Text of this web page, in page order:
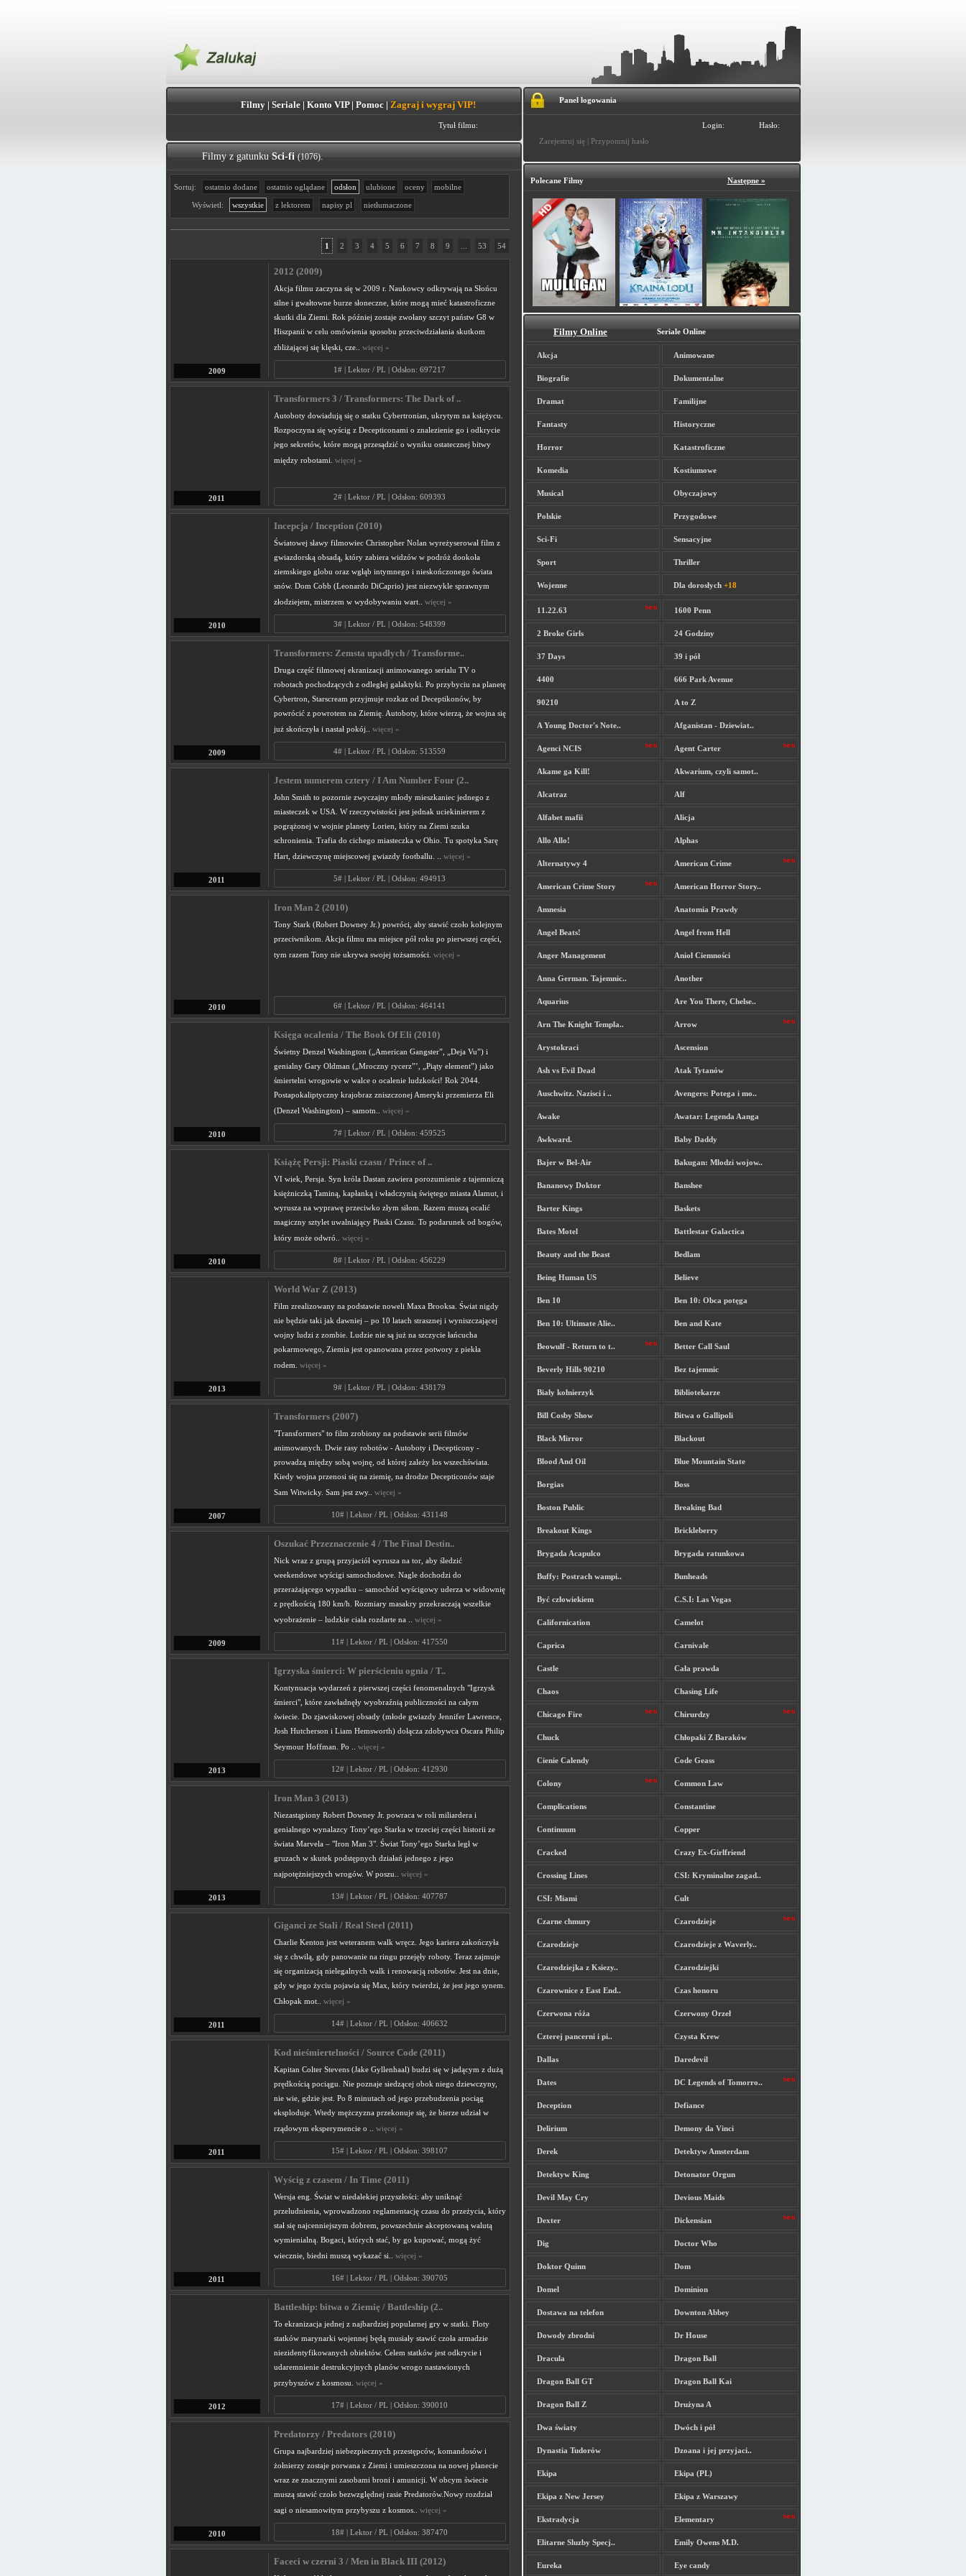
Filmy| Seriale| Konto VIP| Pomoc| Zagraj i wygraj VIP!
Tytuł filmu:
Filmy z gatunkuSci-fi (1076).
Sortuj: ostatnio dodane ostatnio oglądane odsłon ulubione oceny mobilne
Wyświetl: wszystkie z lektorem napisy pl nietłumaczone
1 2 3 4 5 6 7 8 9 53 54
2009
2012 (2009)
Akcja filmu zaczyna się w 2009 r. Naukowcy odkrywają na Słońcu
silne i gwałtowne burze słoneczne, które mogą mieć katastroficzne
skutki dla Ziemi. Rok później zostaje zwołany szczyt państw G8 w
Hiszpanii w celu omówienia sposobu przeciwdziałania skutkom
zbliżającej się klęski, cze.. więcej »
1# | Lektor / PL | Odsłon: 697217
2011
Transformers 3 / Transformers: The Dark of ..
Autoboty dowiadują się o statku Cybertronian, ukrytym na księżycu.
Rozpoczyna się wyścig z Decepticonami o znalezienie go i odkrycie
jego sekretów, które mogą przesądzić o wyniku ostatecznej bitwy
między robotami. więcej »
2# | Lektor / PL | Odsłon: 609393
2010
Incepcja / Inception (2010)
Światowej sławy filmowiec Christopher Nolan wyreżyserował film z
gwiazdorską obsadą, który zabiera widzów w podróż dookoła
ziemskiego globu oraz wgłąb intymnego i nieskończonego świata
snów. Dom Cobb (Leonardo DiCaprio) jest niezwykle sprawnym
złodziejem, mistrzem w wydobywaniu wart.. więcej »
3# | Lektor / PL | Odsłon: 548399
2009
Transformers: Zemsta upadłych / Transforme..
Druga część filmowej ekranizacji animowanego serialu TV o
robotach pochodzących z odległej galaktyki. Po przybyciu na planetę
Cybertron, Starscream przyjmuje rozkaz od Deceptikonów, by
powrócić z powrotem na Ziemię. Autoboty, które wierzą, że wojna się
już skończyła i nastał pokój.. więcej »
4# | Lektor / PL | Odsłon: 513559
2011
Jestem numerem cztery / I Am Number Four (2..
John Smith to pozornie zwyczajny młody mieszkaniec jednego z
miasteczek w USA. W rzeczywistości jest jednak uciekinierem z
pogrążonej w wojnie planety Lorien, który na Ziemi szuka
schronienia. Trafia do cichego miasteczka w Ohio. Tu spotyka Sarę
Hart, dziewczynę miejscowej gwiazdy footballu. .. więcej »
5# | Lektor / PL | Odsłon: 494913
2010
Iron Man 2 (2010)
Tony Stark (Robert Downey Jr.) powróci, aby stawić czoło kolejnym
przeciwnikom. Akcja filmu ma miejsce pół roku po pierwszej części,
tym razem Tony nie ukrywa swojej tożsamości. więcej »
6# | Lektor / PL | Odsłon: 464141
2010
Księga ocalenia / The Book Of Eli (2010)
Świetny Denzel Washington („American Gangster”, „Deja Vu”) i
genialny Gary Oldman („Mroczny rycerz”’, „Piąty element”) jako
śmiertelni wrogowie w walce o ocalenie ludzkości! Rok 2044.
Postapokaliptyczny krajobraz zniszczonej Ameryki przemierza Eli
(Denzel Washington) – samotn.. więcej »
7# | Lektor / PL | Odsłon: 459525
2010
Książę Persji: Piaski czasu / Prince of ..
VI wiek, Persja. Syn króla Dastan zawiera porozumienie z tajemniczą
księżniczką Taminą, kapłanką i władczynią świętego miasta Alamut, i
wyrusza na wyprawę przeciwko złym siłom. Razem muszą ocalić
magiczny sztylet uwalniający Piaski Czasu. To podarunek od bogów,
który może odwró.. więcej »
8# | Lektor / PL | Odsłon: 456229
2013
World War Z (2013)
Film zrealizowany na podstawie noweli Maxa Brooksa. Świat nigdy
nie będzie taki jak dawniej – po 10 latach strasznej i wyniszczającej
wojny ludzi z zombie. Ludzie nie są już na szczycie łańcucha
pokarmowego, Ziemia jest opanowana przez potwory z piekła
rodem. więcej »
9# | Lektor / PL | Odsłon: 438179
2007
Transformers (2007)
"Transformers" to film zrobiony na podstawie serii filmów
animowanych. Dwie rasy robotów - Autoboty i Decepticony -
prowadzą między sobą wojnę, od której zależy los wszechświata.
Kiedy wojna przenosi się na ziemię, na drodze Decepticonów staje
Sam Witwicky. Sam jest zwy.. więcej »
10# | Lektor / PL | Odsłon: 431148
2009
Oszukać Przeznaczenie 4 / The Final Destin..
Nick wraz z grupą przyjaciół wyrusza na tor, aby śledzić
weekendowe wyścigi samochodowe. Nagle dochodzi do
przerażającego wypadku – samochód wyścigowy uderza w widownię
z prędkością 180 km/h. Rozmiary masakry przekraczają wszelkie
wyobrażenie – ludzkie ciała rozdarte na .. więcej »
11# | Lektor / PL | Odsłon: 417550
2013
Igrzyska śmierci: W pierścieniu ognia / T..
Kontynuacja wydarzeń z pierwszej części fenomenalnych "Igrzysk
śmierci", które zawładnęły wyobraźnią publiczności na całym
świecie. Do zjawiskowej obsady (młode gwiazdy Jennifer Lawrence,
Josh Hutcherson i Liam Hemsworth) dołącza zdobywca Oscara Philip
Seymour Hoffman. Po .. więcej »
12# | Lektor / PL | Odsłon: 412930
2013
Iron Man 3 (2013)
Niezastąpiony Robert Downey Jr. powraca w roli miliardera i
genialnego wynalazcy Tony’ego Starka w trzeciej części historii ze
świata Marvela – "Iron Man 3". Świat Tony’ego Starka legł w
gruzach w skutek podstępnych działań jednego z jego
najpotężniejszych wrogów. W poszu.. więcej »
13# | Lektor / PL | Odsłon: 407787
2011
Giganci ze Stali / Real Steel (2011)
Charlie Kenton jest weteranem walk wręcz. Jego kariera zakończyła
się z chwilą, gdy panowanie na ringu przejęły roboty. Teraz zajmuje
się organizacją nielegalnych walk i renowacją robotów. Jest na dnie,
gdy w jego życiu pojawia się Max, który twierdzi, że jest jego synem.
Chłopak mot.. więcej »
14# | Lektor / PL | Odsłon: 406632
2011
Kod nieśmiertelności / Source Code (2011)
Kapitan Colter Stevens (Jake Gyllenhaal) budzi się w jadącym z dużą
prędkością pociągu. Nie poznaje siedzącej obok niego dziewczyny,
nie wie, gdzie jest. Po 8 minutach od jego przebudzenia pociąg
eksploduje. Wtedy mężczyzna przekonuje się, że bierze udział w
rządowym eksperymencie o .. więcej »
15# | Lektor / PL | Odsłon: 398107
2011
Wyścig z czasem / In Time (2011)
Wersja eng. Świat w niedalekiej przyszłości: aby uniknąć
przeludnienia, wprowadzono reglamentację czasu do przeżycia, który
stał się najcenniejszym dobrem, powszechnie akceptowaną walutą
wymienialną. Bogaci, których stać, by go kupować, mogą żyć
wiecznie, biedni muszą wykazać si.. więcej »
16# | Lektor / PL | Odsłon: 390705
2012
Battleship: bitwa o Ziemię / Battleship (2..
To ekranizacja jednej z najbardziej popularnej gry w statki. Floty
statków marynarki wojennej będą musiały stawić czoła armadzie
niezidentyfikowanych obiektów. Celem statków jest odkrycie i
udaremnienie destrukcyjnych planów wrogo nastawionych
przybyszów z kosmosu. więcej »
17# | Lektor / PL | Odsłon: 390010
2010
Predatorzy / Predators (2010)
Grupa najbardziej niebezpiecznych przestępców, komandosów i
żołnierzy zostaje porwana z Ziemi i umieszczona na nowej planecie
wraz ze znacznymi zasobami broni i amunicji. W obcym świecie
muszą stawić czoło bezwzględnej rasie Predatorów.Nowy rozdział
sagi o niesamowitym przybyszu z kosmos.. więcej »
18# | Lektor / PL | Odsłon: 387470
Faceci w czerni 3 / Men in Black III (2012)
Panel logowania
Login:
Hasło:
Zarejestruj się | Przypomnij hasło
Polecane Filmy Następne »
Filmy Online Seriale Online
Akcja Animowane
Biografie Dokumentalne
Dramat Familijne
Fantasty Historyczne
Horror Katastroficzne
Komedia Kostiumowe
Musical Obyczajowy
Polskie Przygodowe
Sci-Fi Sensacyjne
Sport Thriller
Wojenne Dla dorosłych +18
11.22.63 1600 Penn
2 Broke Girls 24 Godziny
37 Days 39 i pół
4400 666 Park Avenue
90210 A to Z
A Young Doctor's Note.. Afganistan - Dziewiat..
Agenci NCIS Agent Carter
Akame ga Kill! Akwarium, czyli samot..
Alcatraz Alf
Alfabet mafii Alicja
Allo Allo! Alphas
Alternatywy 4 American Crime
American Crime Story American Horror Story..
Amnesia Anatomia Prawdy
Angel Beats! Angel from Hell
Anger Management Anioł Ciemności
Anna German. Tajemnic.. Another
Aquarius Are You There, Chelse..
Arn The Knight Templa.. Arrow
Arystokraci Ascension
Ash vs Evil Dead Atak Tytanów
Auschwitz. Nazisci i .. Avengers: Potega i mo..
Awake Awatar: Legenda Aanga
Awkward. Baby Daddy
Bajer w Bel-Air Bakugan: Mlodzi wojow..
Bananowy Doktor Banshee
Barter Kings Baskets
Bates Motel Battlestar Galactica
Beauty and the Beast Bedlam
Being Human US Believe
Ben 10 Ben 10: Obca potęga
Ben 10: Ultimate Alie.. Ben and Kate
Beowulf - Return to t.. Better Call Saul
Beverly Hills 90210 Bez tajemnic
Biały kołnierzyk Bibliotekarze
Bill Cosby Show Bitwa o Gallipoli
Black Mirror Blackout
Blood And Oil Blue Mountain State
Borgias Boss
Boston Public Breaking Bad
Breakout Kings Brickleberry
Brygada Acapulco Brygada ratunkowa
Buffy: Postrach wampi.. Bunheads
Być człowiekiem C.S.I: Las Vegas
Californication Camelot
Caprica Carnivale
Castle Cała prawda
Chaos Chasing Life
Chicago Fire Chirurdzy
Chuck Chłopaki Z Baraków
Cienie Calendy Code Geass
Colony Common Law
Complications Constantine
Continuum Copper
Cracked Crazy Ex-Girlfriend
Crossing Lines CSI: Kryminalne zagad..
CSI: Miami Cult
Czarne chmury Czarodzieje
Czarodzieje Czarodzieje z Waverly..
Czarodziejka z Ksiezy.. Czarodziejki
Czarownice z East End.. Czas honoru
Czerwona róża Czerwony Orzeł
Czterej pancerni i pi.. Czysta Krew
Dallas Daredevil
Dates DC Legends of Tomorro..
Deception Defiance
Delirium Demony da Vinci
Derek Detektyw Amsterdam
Detektyw King Detonator Orgun
Devil May Cry Devious Maids
Dexter Dickensian
Dig Doctor Who
Doktor Quinn Dom
Domel Dominion
Dostawa na telefon Downton Abbey
Dowody zbrodni Dr House
Dracula Dragon Ball
Dragon Ball GT Dragon Ball Kai
Dragon Ball Z Drużyna A
Dwa światy Dwóch i pół
Dynastia Tudorów Dzoana i jej przyjaci..
Ekipa Ekipa (PL)
Ekipa z New Jersey Ekipa z Warszawy
Ekstradycja Elementary
Elitarne Sluzby Specj.. Emily Owens M.D.
Eureka Eye candy